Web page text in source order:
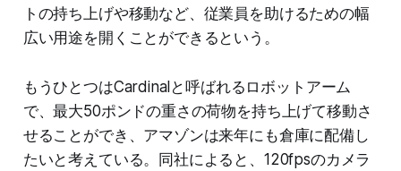
トの持ち上げや移動など、従業員を助けるための幅
広い用途を開くことができるという。
もうひとつはCardinalと呼ばれるロボットアーム
で、最大50ポンドの重さの荷物を持ち上げて移動さ
せることができ、アマゾンは来年にも倉庫に配備し
たいと考えている。同社によると、120fpsのカメラ